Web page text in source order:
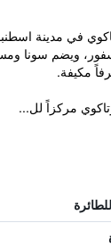
في مدينة
ويضم سونا
مركزاً لل...